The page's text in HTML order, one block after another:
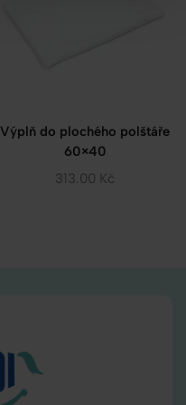
Výplň do plochého polštáře
60×40
313.00 Kč